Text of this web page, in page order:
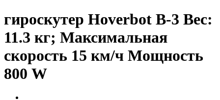
гироскутер Hoverbot B-3 Вес:
11.3 кг; Максимальная
скорость 15 км/ч Мощность
800 W